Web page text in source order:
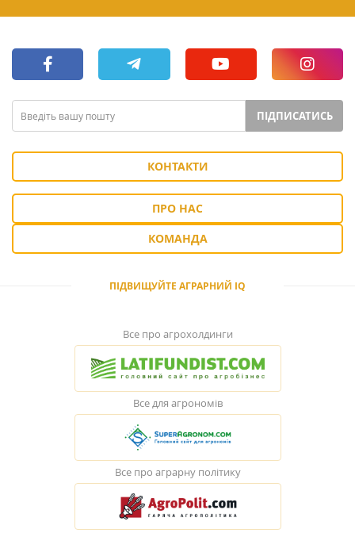
ПІДПИСАТИСЬ
КОНТАКТИ
ПРО НАС
КОМАНДА
ПІДВИЩУЙТЕ АГРАРНИЙ IQ
Все про агрохолдинги
Все для агрономів
Все про аграрну політику